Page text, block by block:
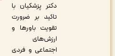
دکتر پزشکیان با
تاکید بر ضرورت
تقویت باورها و
ارزش‌های
اجتماعی و فردی